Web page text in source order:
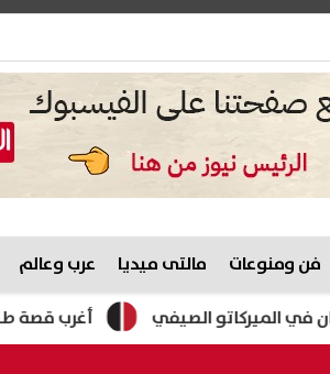
فن ومنوعات مالتى ميديا عرب وعالم
أغرب قصة طلاق.. نقيب الصيفي